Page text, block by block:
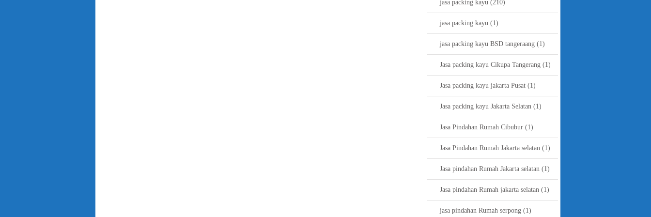
jasa packing kayu (210)
jasa packing kayu (1)
jasa packing kayu BSD tangeraang (1)
Jasa packing kayu Cikupa Tangerang (1)
Jasa packing kayu jakarta Pusat (1)
Jasa packing kayu Jakarta Selatan (1)
Jasa Pindahan Rumah Cibubur (1)
Jasa Pindahan Rumah Jakarta selatan (1)
Jasa pindahan Rumah Jakarta selatan (1)
Jasa pindahan Rumah jakarta selatan (1)
jasa pindahan Rumah serpong (1)